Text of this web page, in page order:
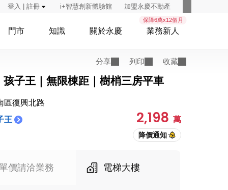
登入 | 註冊 i+智慧創新體驗館 加盟永慶不動產
門市 知識 關於永慶
保障6萬x12個月
業務新人
分享 列印 收藏
孩子王｜無限棟距｜樹梢三房平車
區復興北路
王
2,198 萬
價請洽業務 電梯大樓